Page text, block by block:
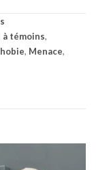
à témoins,
, Menace,